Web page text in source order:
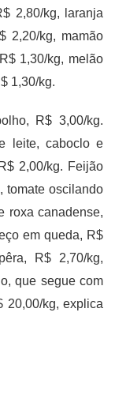
2,80/kg, laranja
2,20/kg, mamão
1,30/kg, melão
1,30/kg.
R$ 3,00/kg.
leite, caboclo e
2,00/kg. Feijão
tomate oscilando
roxa canadense,
em queda, R$
R$ 2,70/kg,
que segue com
20,00/kg, explica